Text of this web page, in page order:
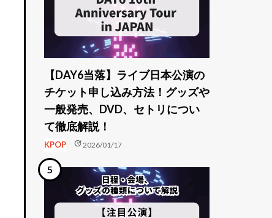
【DAY6当落】ライブ日本公演の
チケット申し込み方法！グッズや
一般発売、DVD、セトリについ
て徹底解説！
KPOP update2026/01/17